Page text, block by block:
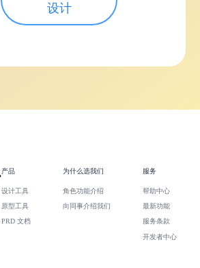
设计
产品
设计工具
原型工具
PRD 文档
为什么选我们
角色功能介绍
向同事介绍我们
服务
帮助中心
最新功能
服务条款
开发者中心